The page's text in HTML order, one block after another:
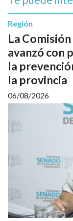
La
avanzó con
la
la provincia
Región
06/08/2026